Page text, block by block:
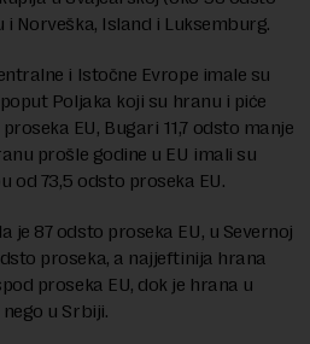
i Norveška, Island i Luksemburg.
i Istočne Evrope imale su
Poljaka koji su hranu i piće
EU, Bugari 11,7 odsto manje
prošle godine u EU imali su
od 73,5 odsto proseka EU.
je 87 odsto proseka EU, u Severnoj
proseka, a najjeftinija hrana
proseka EU, dok je hrana u
u Srbiji.